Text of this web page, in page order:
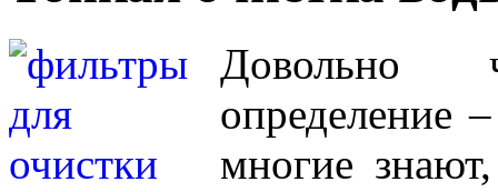
Довольно
определение
многие